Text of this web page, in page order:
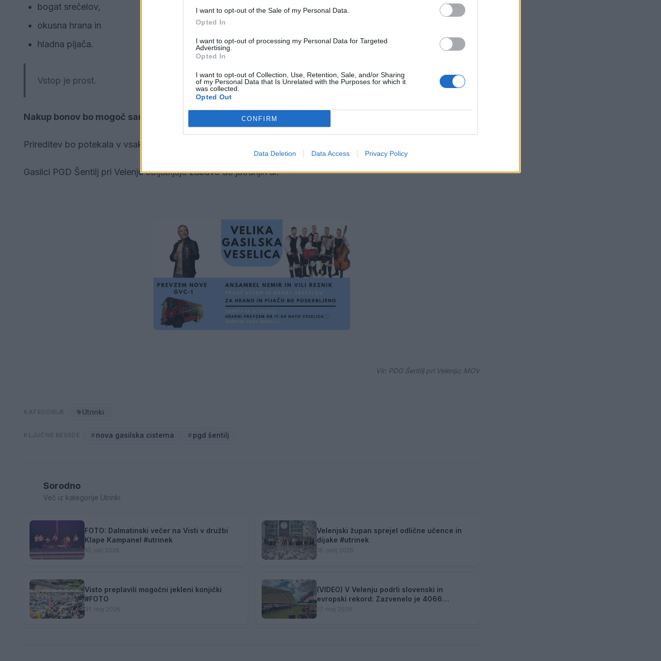
I want to opt-out of the Sale of my Personal Data.
Opted In
I want to opt-out of processing my Personal Data for Targeted
Advertising.
Opted In
I want to opt-out of Collection, Use, Retention, Sale, and/or Sharing
of my Personal Data that Is Unrelated with the Purposes for which it
was collected.
Opted Out
CONFIRM
Data Deletion Data Access Privacy Policy
bogat srečelov,
okusna hrana in
hladna pijača.
Vstop je prost.
Nakup bonov bo mogoč samo z gotovino.
Prireditev bo potekala v vsakem vremenu pod šotorom na parkirišču Športnega parka Šentilj.
Gasilci PGD Šentilj pri Velenju obljubljajo zabavo do jutranjih ur.
Vir: PDG Šentilj pri Velenju; MOV
Utrinki
nova gasilska cisterna pgd šentilj
Sorodno
Več iz kategorije Utrinki
FOTO: Dalmatinski večer na Visti v družbi
Klape Kampanel #utrinek
10. julij 2026
Velenjski župan sprejel odlične učence in
dijake #utrinek
18. junij 2026
Visto preplavili mogočni jekleni konjički
#FOTO
31. maj 2026
(VIDEO) V Velenju podrli slovenski in
evropski rekord: Zazvenelo je 4066
harmonik
17. maj 2026